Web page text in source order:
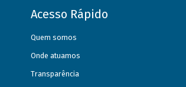
Acesso Rápido
Quem somos
Onde atuamos
Transparência